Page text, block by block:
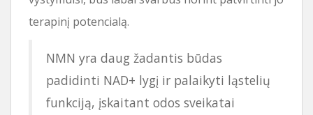
terapinį potencialą.
NMN yra daug žadantis būdas
padidinti NAD+ lygį ir palaikyti ląstelių
funkciją, įskaitant odos sveikatai